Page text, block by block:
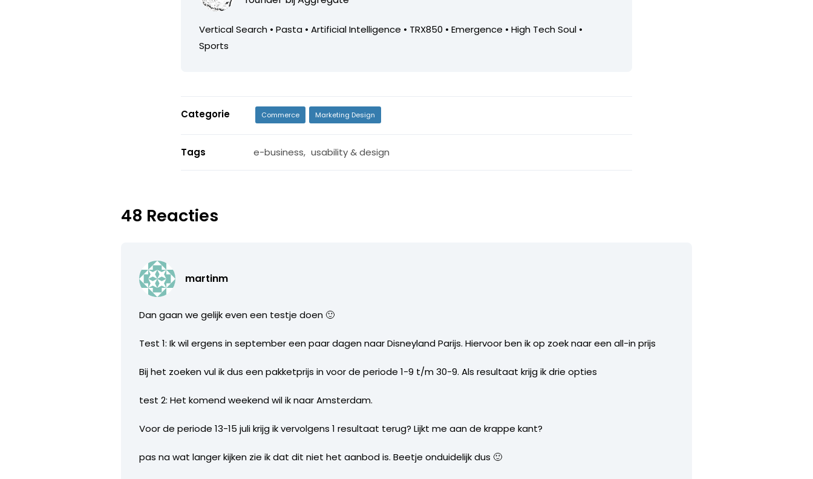
Vertical Search • Pasta • Artificial Intelligence • TRX850 • Emergence • High Tech Soul •
Sports
Categorie Commerce Marketing Design
Tags e-business, usability & design
48 Reacties
martinm
Dan gaan we gelijk even een testje doen 🙂
Test 1: Ik wil ergens in september een paar dagen naar Disneyland Parijs. Hiervoor ben ik op zoek naar een all-in prijs
Bij het zoeken vul ik dus een pakketprijs in voor de periode 1-9 t/m 30-9. Als resultaat krijg ik drie opties
test 2: Het komend weekend wil ik naar Amsterdam.
Voor de periode 13-15 juli krijg ik vervolgens 1 resultaat terug? Lijkt me aan de krappe kant?
pas na wat langer kijken zie ik dat dit niet het aanbod is. Beetje onduidelijk dus 🙂